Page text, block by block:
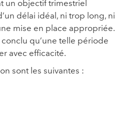
un objectif trimestriel
délai idéal, ni trop long, ni
mise en place appropriée.
qu’une telle période
avec efficacité.
sont les suivantes :